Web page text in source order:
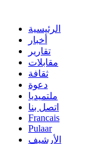
الرئيسية
أخبار
تقارير
مقابلات
ثقافة
دعوة
ملتميديا
اتصل بنا
Francais
Pulaar
الأرشيف